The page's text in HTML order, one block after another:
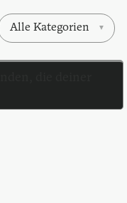
Alle Kategorien ▼
die deiner